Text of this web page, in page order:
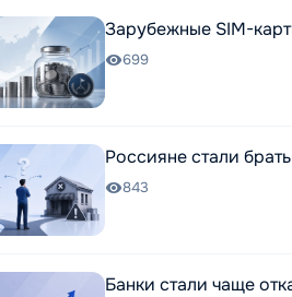
Зарубежные SIM-
699
Россияне стали
843
Банки стали чаще